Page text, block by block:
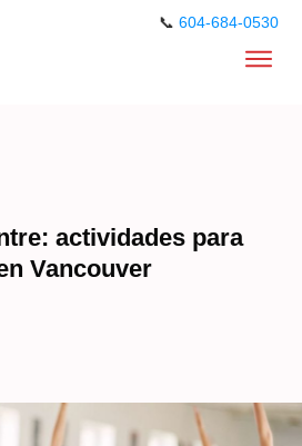
📞 604-684-0530
actividades para
Vancouver